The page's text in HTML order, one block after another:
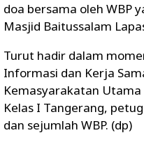
doa bersama oleh WBP
Masjid Baitussalam
Turut hadir dalam
Informasi dan Kerja
Kemasyarakatan
Kelas I Tangerang,
dan sejumlah WBP. (dp)